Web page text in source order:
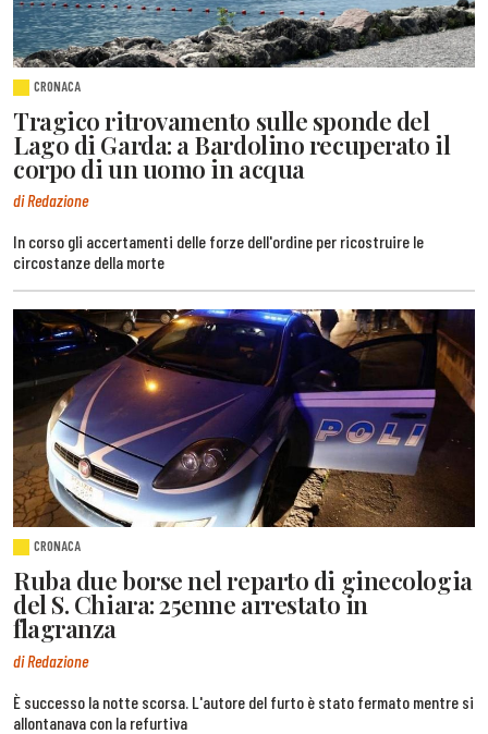
CRONACA
Tragico ritrovamento sulle sponde del
Lago di Garda: a Bardolino recuperato il
corpo di un uomo in acqua
di Redazione
In corso gli accertamenti delle forze dell'ordine per ricostruire le
circostanze della morte
CRONACA
Ruba due borse nel reparto di ginecologia
del S. Chiara: 25enne arrestato in
flagranza
di Redazione
È successo la notte scorsa. L'autore del furto è stato fermato mentre si
allontanava con la refurtiva